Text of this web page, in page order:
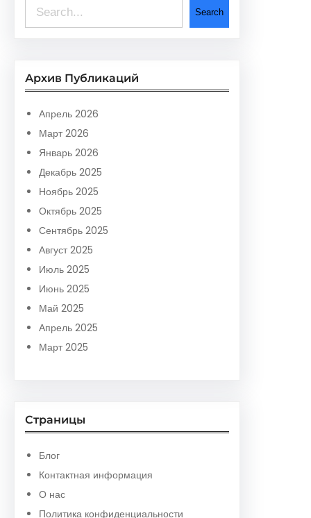
e
r
c
h
Search
Архив Публикаций
Апрель 2026
Март 2026
Январь 2026
Декабрь 2025
Ноябрь 2025
Октябрь 2025
Сентябрь 2025
Август 2025
Июль 2025
Июнь 2025
Май 2025
Апрель 2025
Март 2025
Страницы
Блог
Контактная информация
О нас
Политика конфиденциальности